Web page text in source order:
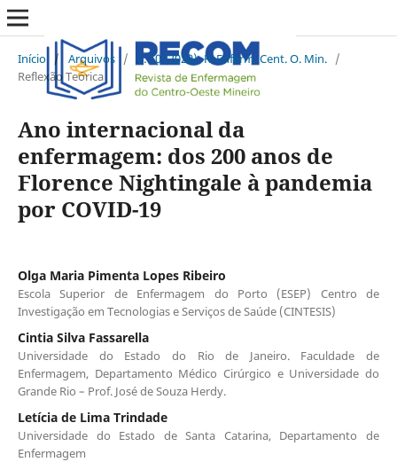
Início / Arquivos / v. 10 (2020): R. Enferm. Cent. O. Min. /
Reflexão Teórica
Ano internacional da
enfermagem: dos 200 anos de
Florence Nightingale à pandemia
por COVID-19
Olga Maria Pimenta Lopes Ribeiro
Escola Superior de Enfermagem do Porto (ESEP) Centro de
Investigação em Tecnologias e Serviços de Saúde (CINTESIS)
Cintia Silva Fassarella
Universidade do Estado do Rio de Janeiro. Faculdade de
Enfermagem, Departamento Médico Cirúrgico e Universidade do
Grande Rio – Prof. José de Souza Herdy.
Letícia de Lima Trindade
Universidade do Estado de Santa Catarina, Departamento de
Enfermagem